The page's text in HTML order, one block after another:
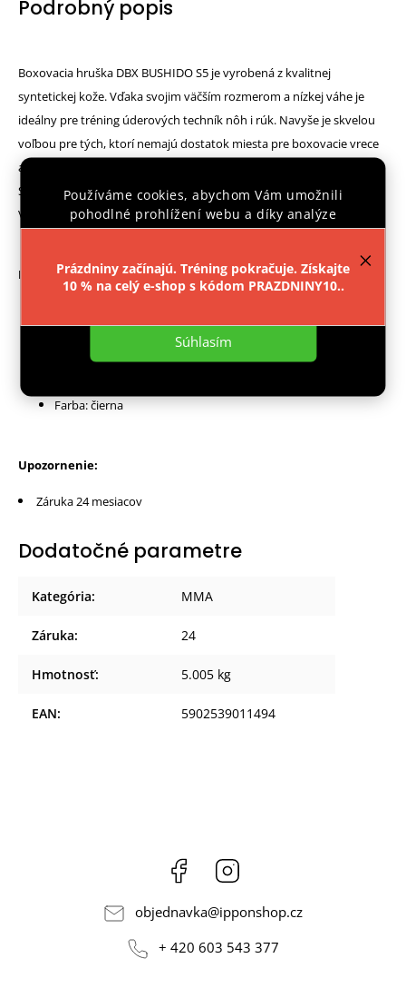
Používáme cookies, abychom Vám umožnili
pohodlné prohlížení webu a díky analýze
provozu webu neustále zlepšovali jeho funkce,
Nastavenie
Súhlasím
Prázdniny začínajú. Tréning pokračuje. Získajte
10 % na celý e-shop s kódom PRAZDNINY10..
Podrobný popis
Boxovacia hruška DBX BUSHIDO S5 je vyrobená z kvalitnej
syntetickej kože. Vďaka svojim väčším rozmerom a nízkej váhe je
ideálny pre tréning úderových techník nôh i rúk. Navyše je skvelou
voľbou pre tých, ktorí nemajú dostatok miesta pre boxovacie vrece
alebo pre tých, ktorí chcú svoj tréning zlepšiť na technickej úrovni.
Spodná časť hrušky je starostlivo zošitá dvojnásobne silnými niťami.
V hornej časti je nitovaná a viazaná tak, aby odolala tvrdým úderom.
Parametre:
Obvod hrušky: cca. 90 cm
Farba: čierna
Upozornenie:
Záruka 24 mesiacov
Dodatočné parametre
Kategória: MMA
Záruka: 24
Hmotnosť: 5.005 kg
EAN: 5902539011494
Facebook
objednavka@ipponshop.cz
+ 420 603 543 377